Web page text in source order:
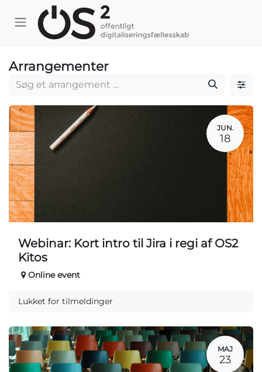
Skip to Content
Arrangementer
JUN.
18
Webinar: Kort intro til Jira i regi af OS2
Kitos
Online event
Lukket for tilmeldinger
MAJ
23